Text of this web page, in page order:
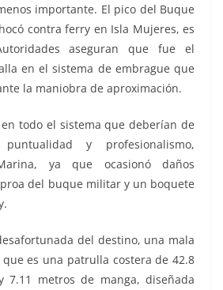
importante. El pico del Buque
contra ferry en Isla Mujeres, es
aseguran que fue el
en el sistema de embrague que
la maniobra de aproximación.
todo el sistema que deberían de
y profesionalismo,
ya que ocasionó daños
del buque militar y un boquete
del destino, una mala
es una patrulla costera de 42.8
7.11 metros de manga, diseñada